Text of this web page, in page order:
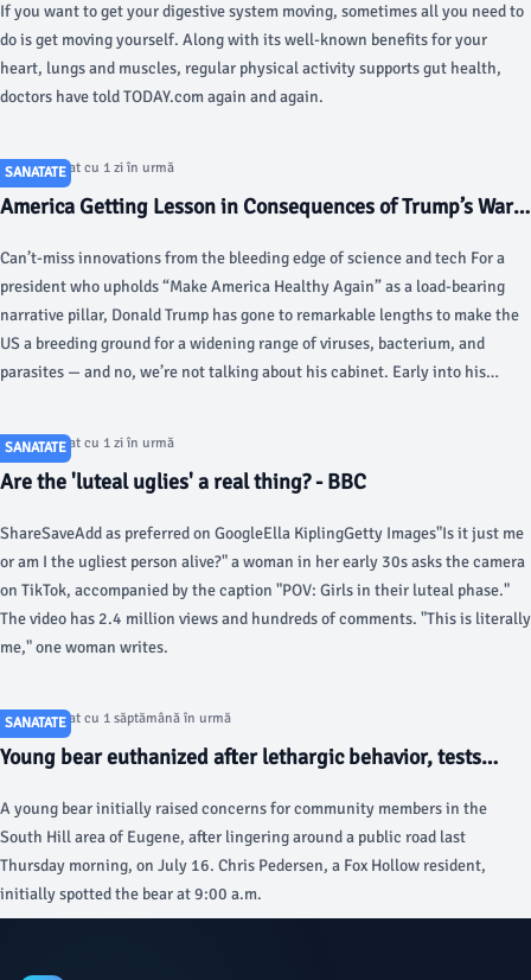
If you want to get your digestive system moving, sometimes all you need to
do is get moving yourself. Along with its well-known benefits for your
heart, lungs and muscles, regular physical activity supports gut health,
doctors have told TODAY.com again and again.
SANATATE
Articol postat cu 1 zi în urmă
America Getting Lesson in Consequences of Trump’s War
Country - Yahoo
Can’t-miss innovations from the bleeding edge of science and tech For a
president who upholds “Make America Healthy Again” as a load-bearing
narrative pillar, Donald Trump has gone to remarkable lengths to make the
US a breeding ground for a widening range of viruses, bacterium, and
parasites — and no, we’re not talking about his cabinet. Early into his
SANATATE
Articol postat cu 1 zi în urmă
Are the 'luteal uglies' a real thing? - BBC
ShareSaveAdd as preferred on GoogleElla KiplingGetty Images"Is it just me
or am I the ugliest person alive?" a woman in her early 30s asks the camera
on TikTok, accompanied by the caption "POV: Girls in their luteal phase."
The video has 2.4 million views and hundreds of comments. "This is literally
me," one woman writes.
SANATATE
Articol postat cu 1 săptămână în urmă
Young bear euthanized after lethargic behavior, tests
A young bear initially raised concerns for community members in the
South Hill area of Eugene, after lingering around a public road last
Thursday morning, on July 16. Chris Pedersen, a Fox Hollow resident,
initially spotted the bear at 9:00 a.m.